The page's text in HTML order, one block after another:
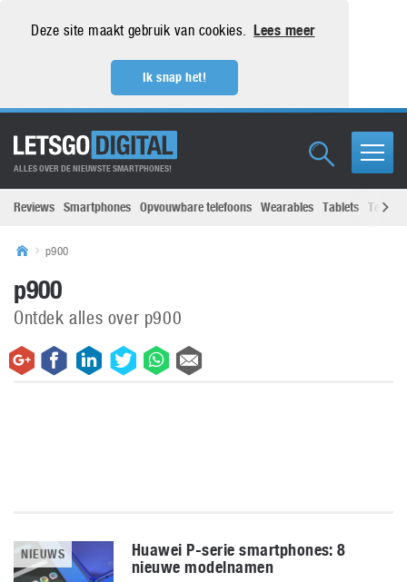
Deze site maakt gebruik van cookies. Lees meer
Ik snap het!
ALLES OVER DE NIEUWSTE SMARTPHONES!
Reviews Smartphones Opvouwbare telefoons Wearables Tablets
p900
p900
Ontdek alles over p900
NIEUWS
Huawei P-serie smartphones: 8
nieuwe modelnamen